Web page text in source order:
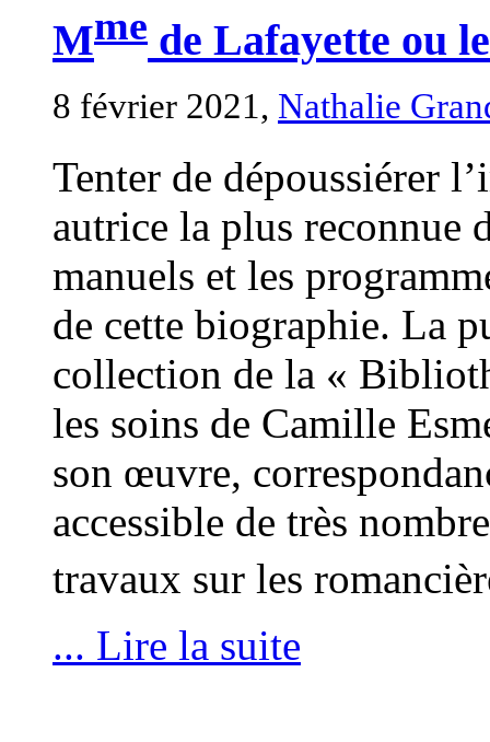
Mme de Lafayette ou
8 février 2021, Nathalie
Tenter de dépoussiérer
autrice la plus reconnue
manuels et les
de cette biographie. La
collection de la «
les soins de Camille
son œuvre,
accessible de très
travaux sur les
... Lire la suite